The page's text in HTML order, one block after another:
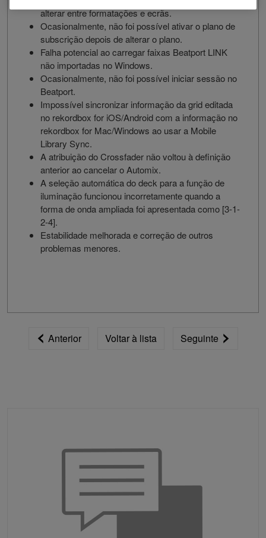
alterar entre formatações e ecrãs.
Ocasionalmente, não foi possível ativar o plano de
subscrição depois de alterar o plano.
Falha potencial ao carregar faixas Beatport LINK
não importadas no Windows.
Ocasionalmente, não foi possível iniciar sessão no
Beatport.
Impossível sincronizar informação da grid editada
no rekordbox for iOS/Android com a informação no
rekordbox for Mac/Windows ao usar a Mobile
Library Sync.
A atribuição do Crossfader não voltou à definição
anterior ao cancelar o Automix.
A seleção automática do deck para a função de
iluminação funcionou incorretamente quando a
forma de onda ampliada foi apresentada como [3-1-
2-4].
Estabilidade melhorada e correção de outros
problemas menores.
Anterior Voltar à lista Seguinte